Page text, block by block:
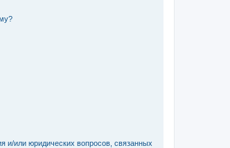
и/или юридических вопросов, связанных